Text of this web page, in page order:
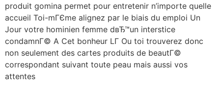
produit gomina permet pour entretenir n’importe quelle
accueil Toi-mГЄme alignez par le biais du emploi Un
Jour votre hominien femme dвЂ™un interstice
condamnГ© A Cet bonheur LГ Ou toi trouverez donc
non seulement des cartes produits de beautГ©
correspondant suivant toute peau mais aussi vos
attentes